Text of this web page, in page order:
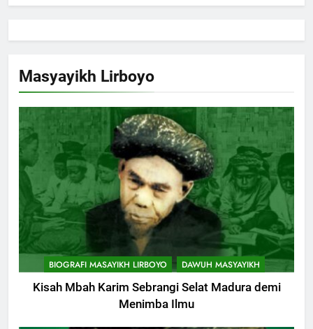
Masyayikh Lirboyo
BIOGRAFI MASAYIKH LIRBOYO DAWUH MASYAYIKH
Kisah Mbah Karim Sebrangi Selat Madura demi
Menimba Ilmu